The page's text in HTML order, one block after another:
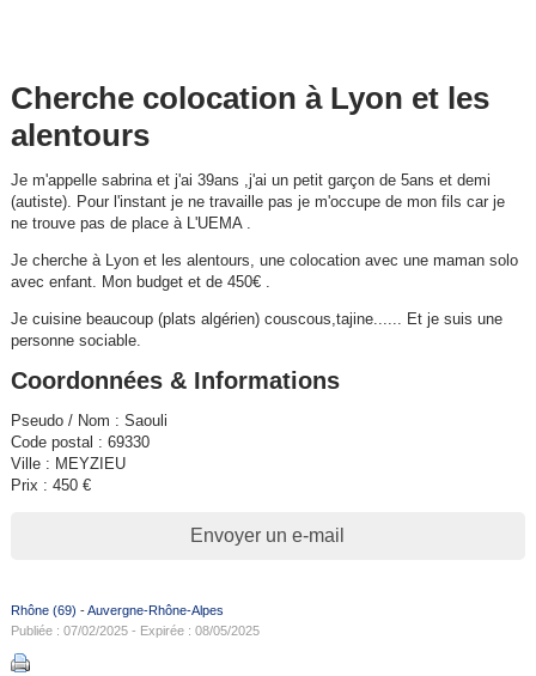
Cherche colocation à Lyon et les
alentours
Je m'appelle sabrina et j'ai 39ans ,j'ai un petit garçon de 5ans et demi
(autiste). Pour l'instant je ne travaille pas je m'occupe de mon fils car je
ne trouve pas de place à L'UEMA .
Je cherche à Lyon et les alentours, une colocation avec une maman solo
avec enfant. Mon budget et de 450€ .
Je cuisine beaucoup (plats algérien) couscous,tajine...... Et je suis une
personne sociable.
Coordonnées & Informations
Pseudo / Nom : Saouli
Code postal : 69330
Ville : MEYZIEU
Prix : 450 €
Envoyer un e-mail
Rhône (69) -Auvergne-Rhône-Alpes
Publiée : 07/02/2025 - Expirée : 08/05/2025